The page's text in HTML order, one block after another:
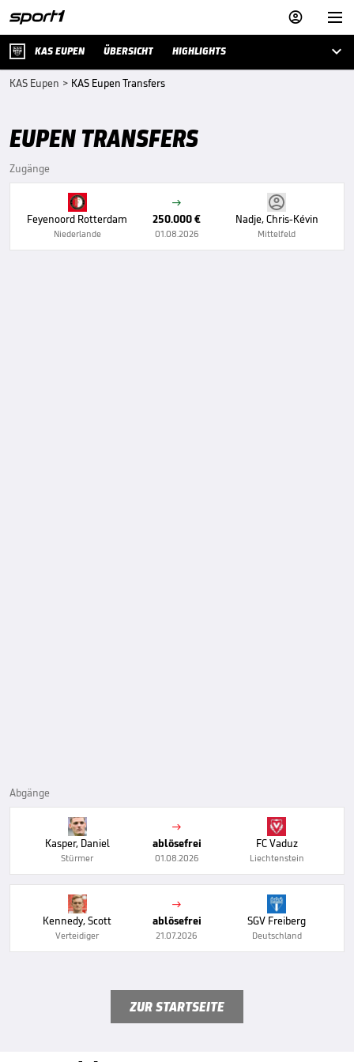


KAS EUPEN ÜBERSICHT HIGHLIGHTS 
KAS Eupen > KAS Eupen Transfers
EUPEN TRANSFERS
Zugänge
Feyenoord Rotterdam
Niederlande

250.000 €
01.08.2026
Nadje, Chris-Kévin
Mittelfeld
Abgänge
Kasper, Daniel
Stürmer

ablösefrei
01.08.2026
FC Vaduz
Liechtenstein
Kennedy, Scott
Verteidiger

ablösefrei
21.07.2026
SGV Freiberg
Deutschland
ZUR STARTSEITE